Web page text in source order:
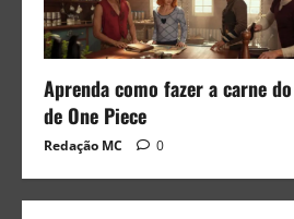
Aprenda como fazer a carne
de One Piece
Redação MC 0